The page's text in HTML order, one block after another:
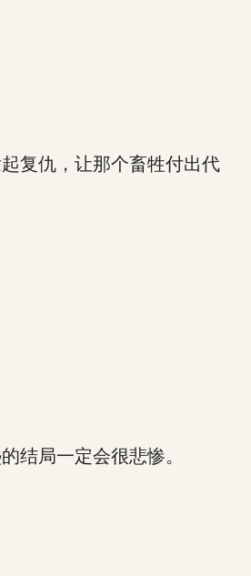
复仇，让那个畜牲付出代
结局一定会很悲惨。